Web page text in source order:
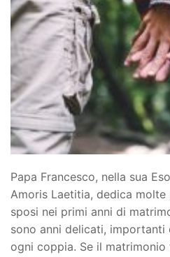
Papa Francesco, nella sua
Amoris Laetitia, dedica
sposi nei primi anni di
sono anni delicati,
ogni coppia. Se il